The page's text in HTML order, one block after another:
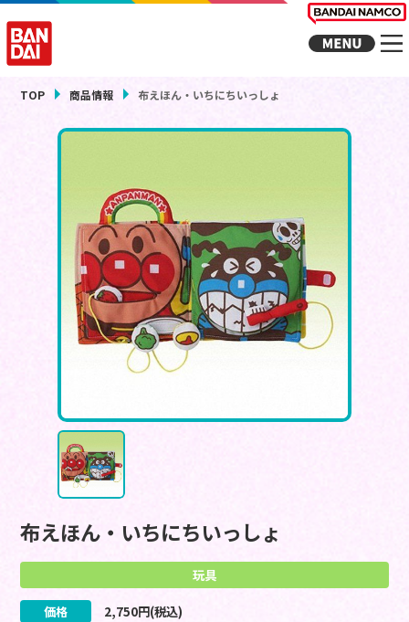
TOP 商品情報 布えほん・いちにちいっしょ
布えほん・いちにちいっしょ
玩具
価格 2,750円(税込)